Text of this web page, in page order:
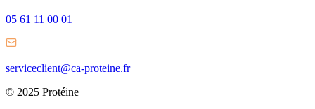
05 61 11 00 01
serviceclient@ca-proteine.fr
© 2025 Protéine